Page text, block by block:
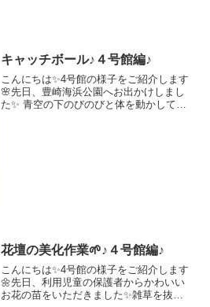
キャッチボール♪４号館編♪
こんにちは✨4号館の様子をご紹介します
🌸先日、豊崎海浜公園へお出かけしまし
た✨ 青空の下のびのびと体を動かしてい
花壇の美化作業🌱♪４号館編♪
こんにちは✨4号館の様子をご紹介します
🌼先日、利用児童の保護者からかわいい
お花の苗をいただきました✨雑草を抜い